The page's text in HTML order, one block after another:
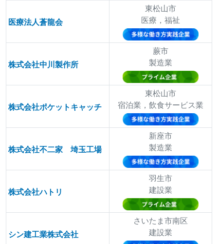
医療法人蒼龍会
東松山市
医療，福祉
株式会社中川製作所
蕨市
製造業
株式会社ポケットキャッチ
東松山市
宿泊業，飲食サービス業
株式会社不二家 埼玉工場
新座市
製造業
株式会社ハトリ
羽生市
建設業
シン建工業株式会社
さいたま市南区
建設業